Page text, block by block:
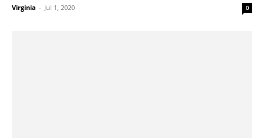
Virginia - Jul 1, 2020 0